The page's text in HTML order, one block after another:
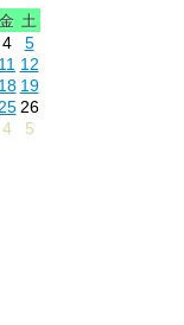
金 土
4
5
11 12
18 19
25 26
4 5